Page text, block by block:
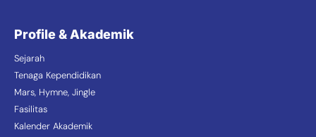
Profile & Akademik
Sejarah
Tenaga Kependidikan
Mars, Hymne, Jingle
Fasilitas
Kalender Akademik